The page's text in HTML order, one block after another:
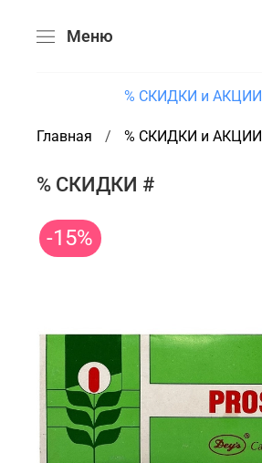
Меню
% СКИДКИ и
Главная % СКИДКИ и
% СКИДКИ #
-15%